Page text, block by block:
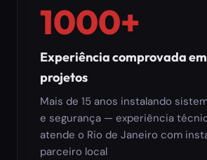
1000+
Experiência comprovada
projetos
Mais de 15 anos instalando
e segurança — experiência
atende o Rio de Janeiro com
parceiro local